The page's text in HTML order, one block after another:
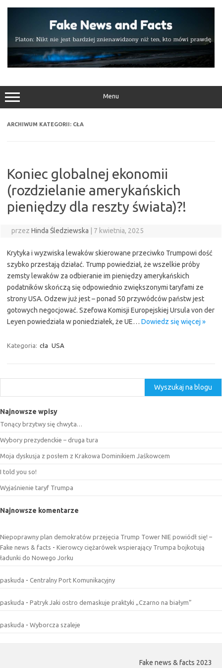
Menu
ARCHIWUM KATEGORII: CŁA
Koniec globalnej ekonomii
(rozdzielanie amerykańskich
pieniędzy dla reszty świata)?!
przez Hinda Śledziewska 7 kwietnia, 2025
Krytyka i wyzwiska lewaków skierowane przeciwko Trumpowi dość
szybko przestają działać. Trump powiedział, że wszelkie próby
zemsty lewaków za odbieranie im pieniędzy amerykańskich
podatników skończą się odpowiednio zwiększonymi taryfami ze
strony USA. Odzew już jest – ponad 50 przywódców państw jest
gotowych negocjować. Szefowa Komisji Europejskiej Ursula von der
Leyen powiedziała w poniedziałek, że UE… Dowiedz się więcej »
Kategoria: cła USA
Wyszukaj na blogu
Najnowsze wpisy
Tonący brzytwy się chwyta…
Wybory prezydenckie – druga tura
Moja dyskusja z posłem z Krakowa Dominikiem Jaśkowcem
I told you so!
Wyjaśnienie taryf Trumpa
Najnowsze komentarze
Niepoprawny plan demokratów przejęcia Trump Tower NIE powiódł się! –
Fake news & facts - Kierowcy ciężarówek wspierający Trumpa bojkotują
ładunki do Nowego Jorku
paskuda - Centralny Port Komunikacyjny
paskuda - Patryk Jaki ostro demaskuje praktyki „Czarno na białym”
paskuda - Wyborcza szaleje
Fake news & facts 2023